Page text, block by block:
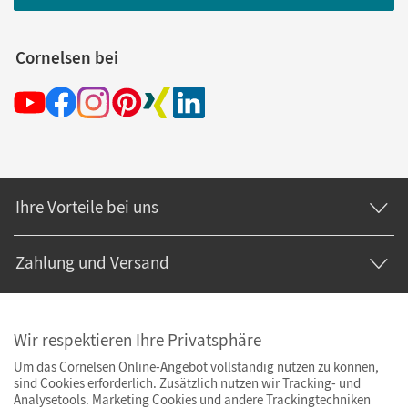
Cornelsen bei
Ihre Vorteile bei uns
Zahlung und Versand
Wir respektieren Ihre Privatsphäre
Um das Cornelsen Online-Angebot vollständig nutzen zu können,
sind Cookies erforderlich. Zusätzlich nutzen wir Tracking- und
Analysetools. Marketing Cookies und andere Trackingtechniken